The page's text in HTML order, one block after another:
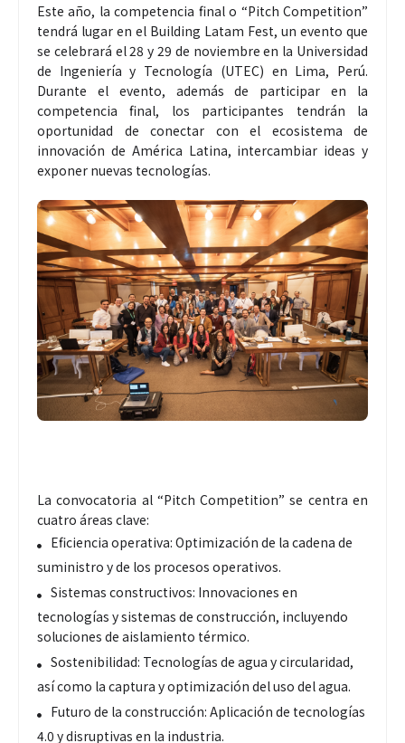
Este año, la competencia final o “Pitch Competition”
tendrá lugar en el Building Latam Fest, un evento que
se celebrará el 28 y 29 de noviembre en la Universidad
de Ingeniería y Tecnología (UTEC) en Lima, Perú.
Durante el evento, además de participar en la
competencia final, los participantes tendrán la
oportunidad de conectar con el ecosistema de
innovación de América Latina, intercambiar ideas y
exponer nuevas tecnologías.
La convocatoria al “Pitch Competition” se centra en
cuatro áreas clave:
Eficiencia operativa: Optimización de la cadena de
suministro y de los procesos operativos.
Sistemas constructivos: Innovaciones en
tecnologías y sistemas de construcción, incluyendo
soluciones de aislamiento térmico.
Sostenibilidad: Tecnologías de agua y circularidad,
así como la captura y optimización del uso del agua.
Futuro de la construcción: Aplicación de tecnologías
4.0 y disruptivas en la industria.